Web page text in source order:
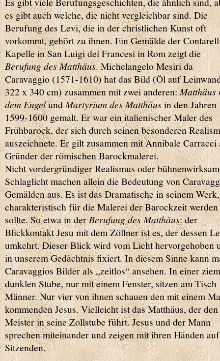
es gibt auch welche, die nicht vergleichbar sind. Die
Berufung des Levi, die in der christlichen Kunst oft
vorkommt, gehört zu ihnen. Ein Gemälde der
Kapelle in San Luigi dei Francesi in Rom zeigt die
Berufung des Matthäus. Michelangelo Mesiri da
Caravaggio (1571-1610) hat das Bild (Öl auf
322 x 340 cm) zusammen mit zwei anderen:Matthäus
dem EngelundMartyrium des Matthäusin den Jahren
1599-1600 gemalt. Er war ein italienischer Maler des
Frühbarock, der sich durch seinen besonderen
auszeichnete. Er gilt zusammen mit Annibale Carracci
Gründer der römischen Barockmalerei.
Nicht vordergründiger Realismus oder
Schlaglicht machen allein die Bedeutung von
Gemälden aus. Es ist das Dramatische in seinem
charakteristisch für die Malerei der Barockzeit werden
sollte. So etwa in derBerufung des Matthäus: der
Blickkontakt Jesu mit dem Zöllner ist es, der dessen
umkehrt. Dieser Blick wird vom Licht hervorgehoben
in unserem Gedächtnis fixiert. In diesem Sinne kann
Caravaggios Bilder als „zeitlos“ ansehen. In einer
dunklen Stube, nur mit einem Fenster, sitzen am
Männer. Nur vier von ihnen schauen den mit einem
kommenden Jesus. Vielleicht ist das Matthäus, der den
Meister in seine Zollstube führt. Jesus und der Mann
sprechen miteinander und zeigen mit ihren Händen
Sitzenden.